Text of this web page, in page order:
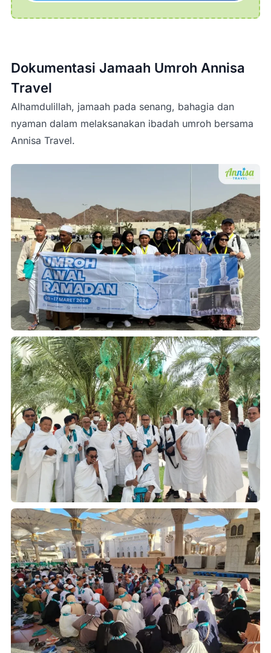
Dokumentasi Jamaah Umroh Annisa
Travel
Alhamdulillah, jamaah pada senang, bahagia dan
nyaman dalam melaksanakan ibadah umroh bersama
Annisa Travel.